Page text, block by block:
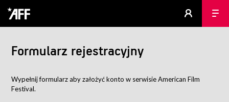
Formularz rejestracyjny
Wypełnij formularz aby założyć konto w serwisie American Film
Festival.